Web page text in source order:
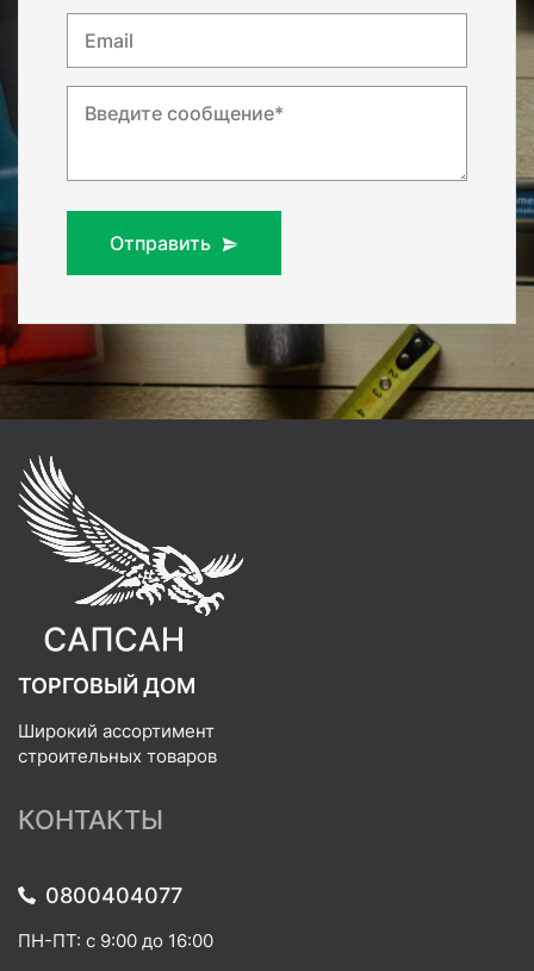
Email
Введите сообщение*
Отправить
ТОРГОВЫЙ ДОМ
Широкий ассортимент
строительных товаров
КОНТАКТЫ
0800404077
ПН-ПТ: с 9:00 до 16:00